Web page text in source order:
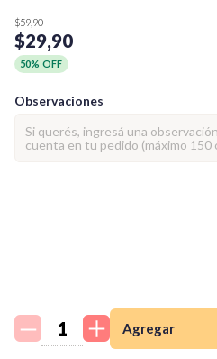
tienda así para mi
emprendimiento!
$59,90
$29,90
50% OFF
Observaciones
Agregar